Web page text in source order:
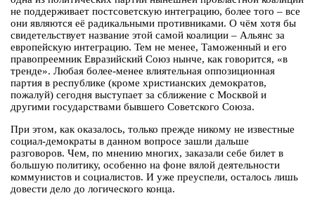
не поддерживает постсоветскую интеграцию, более того – все
они являются её радикальными противниками. О чём хотя бы
свидетельствует название этой самой коалиции – Альянс за
европейскую интеграцию. Тем не менее, Таможенный и его
правопреемник Евразийский Союз нынче, как говорится, «в
тренде». Любая более-менее влиятельная оппозиционная
партия в республике (кроме христианских демократов,
пожалуй) сегодня выступает за сближение с Москвой и
другими государствами бывшего Советского Союза.
При этом, как оказалось, только прежде никому не известные
социал-демократы в данном вопросе зашли дальше
разговоров. Чем, по мнению многих, заказали себе билет в
большую политику, особенно на фоне вялой деятельности
коммунистов и социалистов. И уже преуспели, осталось лишь
довести дело до логического конца.